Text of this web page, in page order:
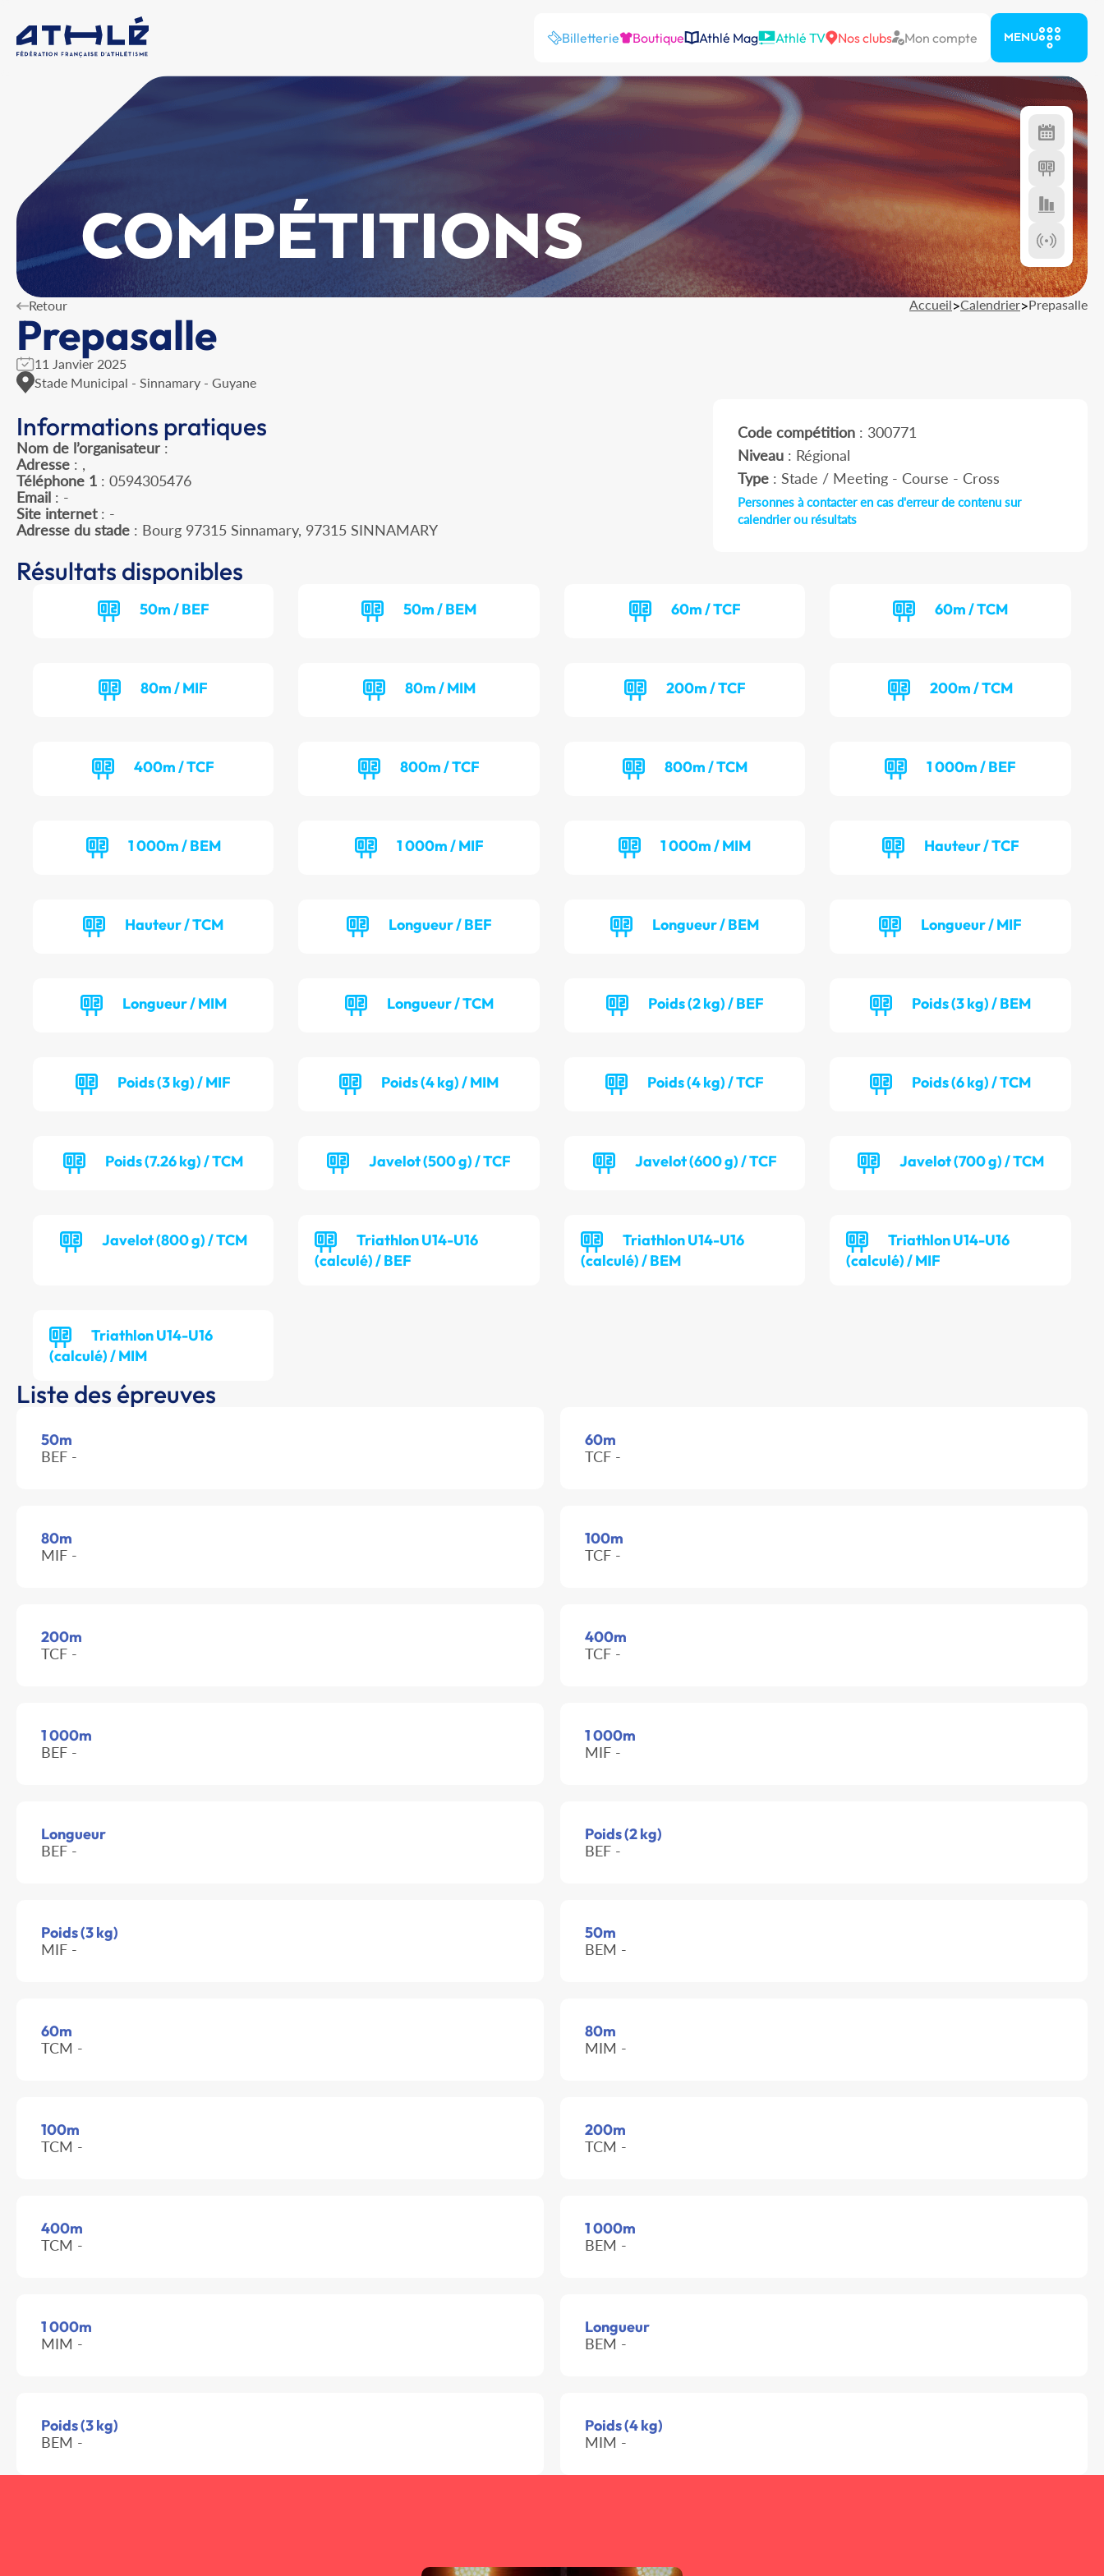
Billetterie Boutique Athlé Mag Athlé TV Nos clubs Mon compte MENU
COMPÉTITIONS
Retour Accueil>Calendrier>Prepasalle
Prepasalle
11 Janvier 2025
Stade Municipal - Sinnamary - Guyane
Informations pratiques
Nom de l’organisateur :
Adresse : ,
Téléphone 1 : 0594305476
Email : -
Site internet: -
Adresse du stade : Bourg 97315 Sinnamary, 97315 SINNAMARY
Code compétition: 300771
Niveau: Régional
Type: Stade / Meeting - Course - Cross
Personnes à contacter en cas d'erreur de contenu sur
calendrier ou résultats
Résultats disponibles
50m / BEF 50m / BEM 60m / TCF 60m / TCM
80m / MIF 80m / MIM 200m / TCF 200m / TCM
400m / TCF 800m / TCF 800m / TCM 1 000m / BEF
1 000m / BEM 1 000m / MIF 1 000m / MIM Hauteur / TCF
Hauteur / TCM Longueur / BEF Longueur / BEM Longueur / MIF
Longueur / MIM Longueur / TCM Poids (2 kg) / BEF Poids (3 kg) / BEM
Poids (3 kg) / MIF Poids (4 kg) / MIM Poids (4 kg) / TCF Poids (6 kg) / TCM
Poids (7.26 kg) / TCM Javelot (500 g) / TCF Javelot (600 g) / TCF Javelot (700 g) / TCM
Javelot (800 g) / TCM
Triathlon U14-U16
(calculé) / BEF
Triathlon U14-U16
(calculé) / BEM
Triathlon U14-U16
(calculé) / MIF
Triathlon U14-U16
(calculé) / MIM
Liste des épreuves
50m
BEF -
60m
TCF -
80m
MIF -
100m
TCF -
200m
TCF -
400m
TCF -
1 000m
BEF -
1 000m
MIF -
Longueur
BEF -
Poids (2 kg)
BEF -
Poids (3 kg)
MIF -
50m
BEM -
60m
TCM -
80m
MIM -
100m
TCM -
200m
TCM -
400m
TCM -
1 000m
BEM -
1 000m
MIM -
Longueur
BEM -
Poids (3 kg)
BEM -
Poids (4 kg)
MIM -